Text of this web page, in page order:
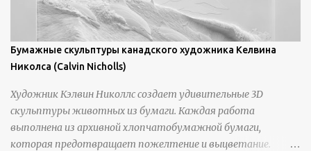
Бумажные скульптуры канадского художника Келвина
Николса (Calvin Nicholls)
Художник Кэлвин Николлс создает удивительные 3D
скульптуры животных из бумаги. Каждая работа
выполнена из архивной хлопчатобумажной бумаги,
которая предотвращает пожелтение и выцветание.